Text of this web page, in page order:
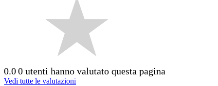
0.00 utenti hanno valutato questa pagina
Vedi tutte le valutazioni